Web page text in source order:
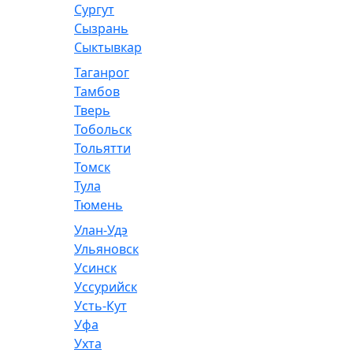
Сургут
Сызрань
Сыктывкар
Таганрог
Тамбов
Тверь
Тобольск
Тольятти
Томск
Тула
Тюмень
Улан-Удэ
Ульяновск
Усинск
Уссурийск
Усть-Кут
Уфа
Ухта